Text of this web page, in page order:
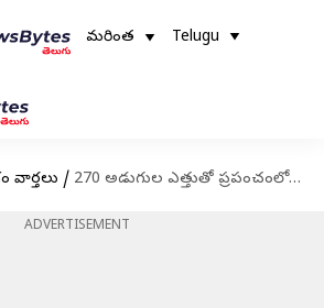
మరింత Telugu
వార్తలు / 270 అడుగుల ఎత్తుతో ప్రపంచంలోనే అతిపెద్ద విరాట్‌ ఆలయ నిర్మాణం ప్రారంభం
ADVERTISEMENT